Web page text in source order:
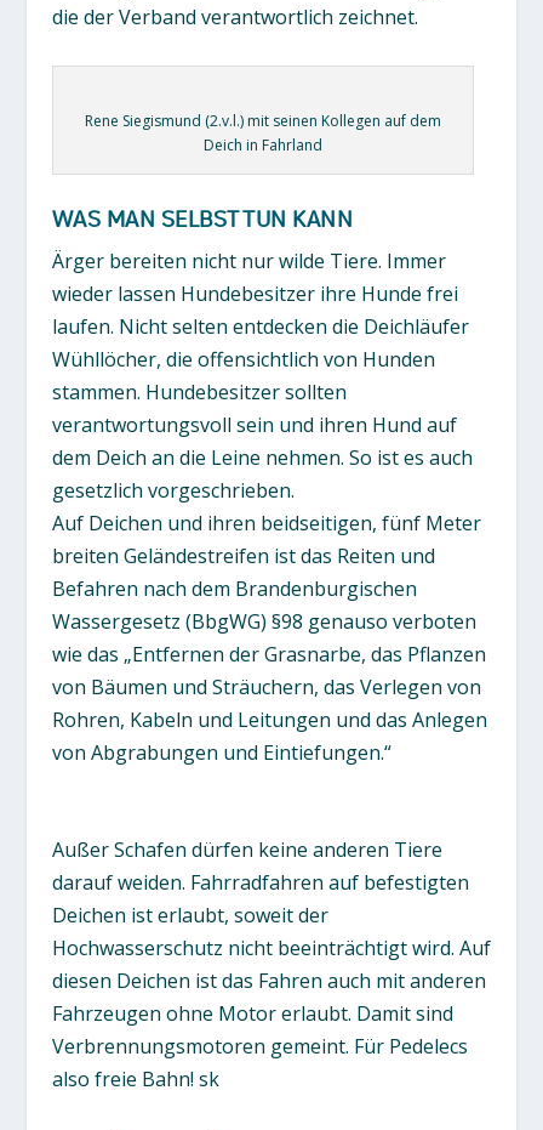
die der Verband verantwortlich zeichnet.
Rene Siegismund (2.v.l.) mit seinen Kollegen auf dem
Deich in Fahrland
WAS MAN SELBST TUN KANN
Ärger bereiten nicht nur wilde Tiere. Immer
wieder lassen Hundebesitzer ihre Hunde frei
laufen. Nicht selten entdecken die Deichläufer
Wühllöcher, die offensichtlich von Hunden
stammen. Hundebesitzer sollten
verantwortungsvoll sein und ihren Hund auf
dem Deich an die Leine nehmen. So ist es auch
gesetzlich vorgeschrieben.
Auf Deichen und ihren beidseitigen, fünf Meter
breiten Geländestreifen ist das Reiten und
Befahren nach dem Brandenburgischen
Wassergesetz (BbgWG) §98 genauso verboten
wie das „Entfernen der Grasnarbe, das Pflanzen
von Bäumen und Sträuchern, das Verlegen von
Rohren, Kabeln und Leitungen und das Anlegen
von Abgrabungen und Eintiefungen.“
Außer Schafen dürfen keine anderen Tiere
darauf weiden. Fahrradfahren auf befestigten
Deichen ist erlaubt, soweit der
Hochwasserschutz nicht beeinträchtigt wird. Auf
diesen Deichen ist das Fahren auch mit anderen
Fahrzeugen ohne Motor erlaubt. Damit sind
Verbrennungsmotoren gemeint. Für Pedelecs
also freie Bahn! sk